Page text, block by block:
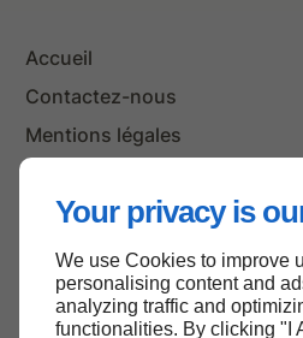
Your privacy is
We use Cookies to improve
personalising content and
analyzing traffic and
functionalities. By clicking "I
Accueil
Contactez-nous
Mentions légales
Haut de